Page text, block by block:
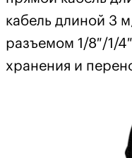
кабель длиной 3
разъемом 1/8″/1/
хранения и